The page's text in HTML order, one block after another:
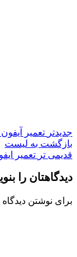
جدیدتر تعمیر
بازگشت به لیست
قدیمی تر تعمیر
دیدگاهتان را
برای نوشتن دیدگاه